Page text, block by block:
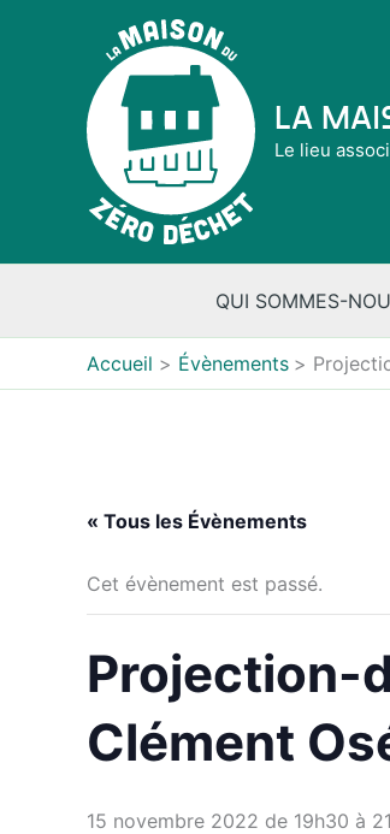
La
Le lieu
QUI SOMMES-
Accueil Évènements
« Tous les Évènements
Cet évènement est passé.
Projection-
Clément
15 novembre 2022 de 19h30 à